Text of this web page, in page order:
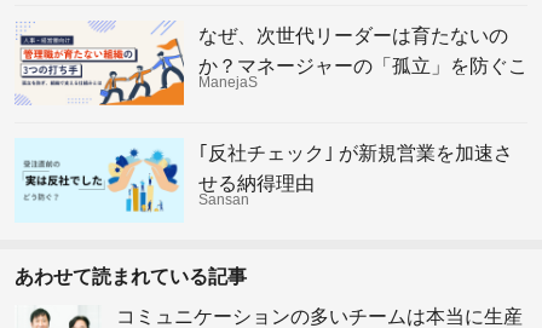
なぜ、次世代リーダーは育たないの
か？マネージャーの「孤立」を防ぐこ
れからの組織の仕組み
ManejaS
｢反社チェック｣ が新規営業を加速さ
せる納得理由
Sansan
あわせて読まれている記事
コミュニケーションの多いチームは本当に生産